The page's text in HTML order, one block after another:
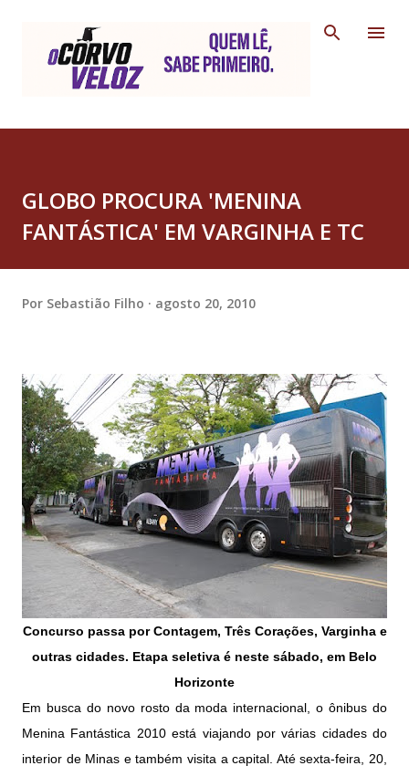
GLOBO PROCURA 'MENINA
FANTÁSTICA' EM VARGINHA E TC
Por Sebastião Filho agosto 20, 2010
Concurso passa por Contagem, Três Corações, Varginha e
outras cidades. Etapa seletiva é neste sábado, em Belo
Horizonte
Em busca do novo rosto da moda internacional, o ônibus do
Menina Fantástica 2010 está viajando por várias cidades do
interior de Minas e também visita a capital. Até sexta-feira, 20,